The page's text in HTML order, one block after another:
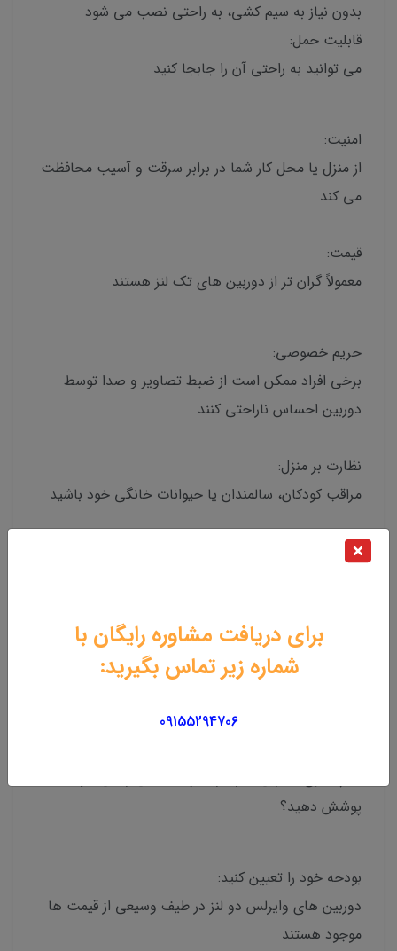
برای دریافت مشاوره رایگان با
شماره زیر تماس بگیرید:
09155294706
بدون نیاز به سیم کشی، به راحتی نصب می شود
قابلیت حمل:
می توانید به راحتی آن را جابجا کنید
امنیت:
از منزل یا محل کار شما در برابر سرقت و آسیب محافظت
می کند
قیمت:
معمولاً گران تر از دوربین های تک لنز هستند
حریم خصوصی:
برخی افراد ممکن است از ضبط تصاویر و صدا توسط
دوربین احساس ناراحتی کنند
نظارت بر منزل:
مراقب کودکان، سالمندان یا حیوانات خانگی خود باشید
نظارت بر محل کار:
نظارت بر محیط بیرون:
پوشش دهید؟
بودجه خود را تعیین کنید:
دوربین های وایرلس دو لنز در طیف وسیعی از قیمت ها
موجود هستند